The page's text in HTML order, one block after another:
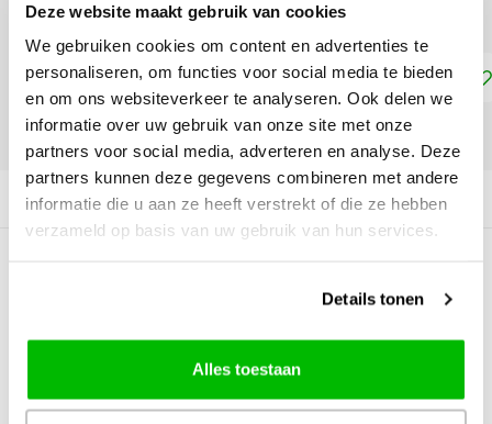
Deze website maakt gebruik van cookies
We gebruiken cookies om content en advertenties te
personaliseren, om functies voor social media te bieden
en om ons websiteverkeer te analyseren. Ook delen we
informatie over uw gebruik van onze site met onze
partners voor social media, adverteren en analyse. Deze
partners kunnen deze gegevens combineren met andere
informatie die u aan ze heeft verstrekt of die ze hebben
verzameld op basis van uw gebruik van hun services.
Details tonen
Alles toestaan
DIRECT LEVERBAAR
Toevoegen aan winkelwagen
DELEN:
Productomschrijving